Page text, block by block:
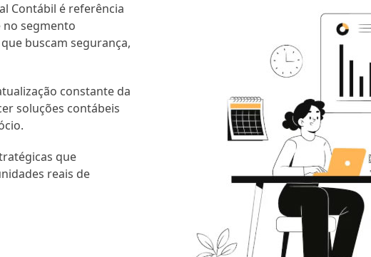
Contábil é referência
no segmento
buscam segurança,
constante da
soluções contábeis
que
reais de